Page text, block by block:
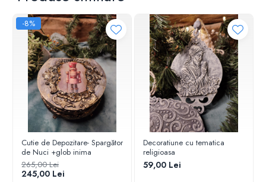
-8%
Cutie de Depozitare- Spargător
de Nuci +glob inima
265,00 Lei
245,00 Lei
Decoratiune cu tematica
religioasa
59,00 Lei